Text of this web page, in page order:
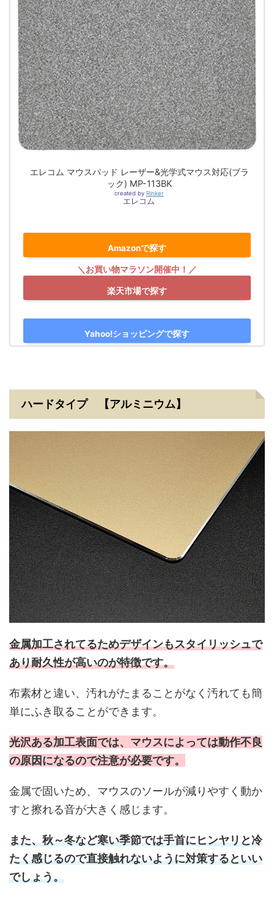
エレコム マウスパッド レーザー&光学式マウス対応(ブラ
ック) MP-113BK
created by Rinker
エレコム
Amazonで探す
楽天市場で探す
Yahoo!ショッピングで探す
ハードタイプ 【アルミニウム】
金属加工されてるためデザインもスタイリッシュで
あり耐久性が高いのが特徴です。
布素材と違い、汚れがたまることがなく汚れても簡
単にふき取ることができます。
光沢ある加工表面では、マウスによっては動作不良
の原因になるので注意が必要です。
金属で固いため、マウスのソールが減りやすく動か
すと擦れる音が大きく感じます。
また、秋～冬など寒い季節では手首にヒンヤリと冷
たく感じるので直接触れないように対策するといい
でしょう。